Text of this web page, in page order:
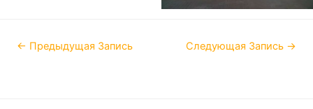
← Предыдущая Запись Следующая Запись →